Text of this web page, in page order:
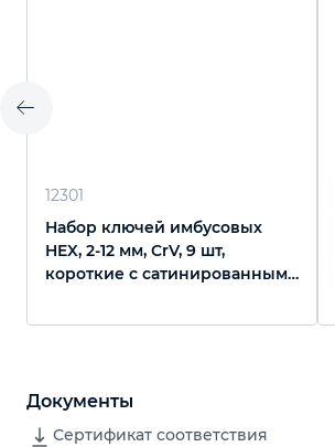
12301
Набор ключей имбусовых
HEX, 2-12 мм, CrV, 9 шт,
короткие с сатинированным
Документы
Сертификат соответствия